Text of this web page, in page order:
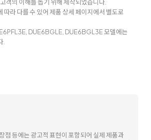
객의 이해를 돕기 위해 제작되었습니다.
따라 다를 수 있어 제품 상세 페이지에서 별도로
DUE6BGLE, DUE6BGL3E 모델에는
.
점 등에는 광고적 표현이 포함되어 실제 제품과